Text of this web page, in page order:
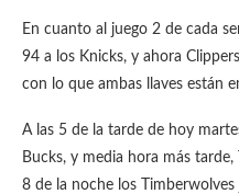
En cuanto al juego 2 de cada
94 a los Knicks, y ahora
con lo que ambas llaves están
A las 5 de la tarde de hoy
Bucks, y media hora más
8 de la noche los